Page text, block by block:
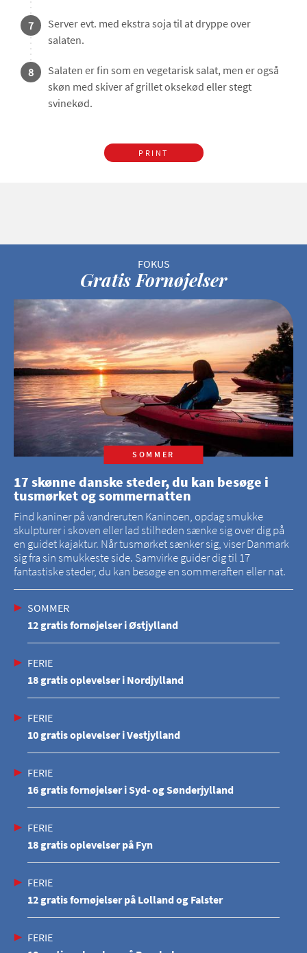
7
Server evt. med ekstra soja til at dryppe over
salaten.
8
Salaten er fin som en vegetarisk salat, men er også
skøn med skiver af grillet oksekød eller stegt
svinekød.
PRINT
Gratis Fornøjelser
SOMMER
17 skønne danske steder, du kan besøge i
tusmørket og sommernatten
Find kaniner på vandreruten Kaninoen, opdag smukke
skulpturer i skoven eller lad stilheden sænke sig over dig på
en guidet kajaktur. Når tusmørket sænker sig, viser Danmark
sig fra sin smukkeste side. Samvirke guider dig til 17
fantastiske steder, du kan besøge en sommeraften eller nat.
SOMMER
12 gratis fornøjelser i Østjylland
FERIE
18 gratis oplevelser i Nordjylland
FERIE
10 gratis oplevelser i Vestjylland
FERIE
16 gratis fornøjelser i Syd- og Sønderjylland
FERIE
18 gratis oplevelser på Fyn
FERIE
12 gratis fornøjelser på Lolland og Falster
FERIE